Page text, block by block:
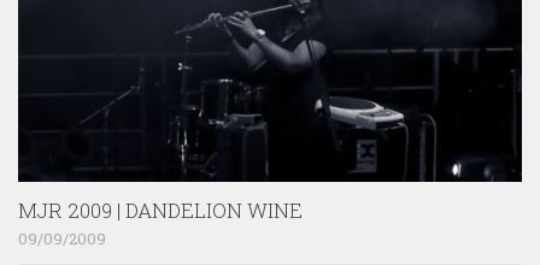
MJR 2009 | DANDELION WINE
09/09/2009